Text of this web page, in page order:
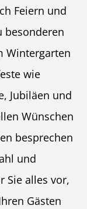
Feiern und
besonderen
Wintergarten
wie
Jubiläen und
Wünschen
besprechen
und
Sie alles vor,
Gästen